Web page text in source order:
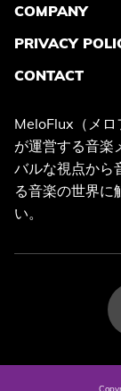
COMPANY
PRIVACY
CONTACT
MeloFlux（メロ
が運営する音楽
バルな視点から
る音楽の世界に
い。